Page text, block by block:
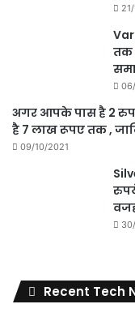
तक
अगर आपके पास है 2
है 7 लाख रूपए तक ,
09/10/2021
Recent Tech